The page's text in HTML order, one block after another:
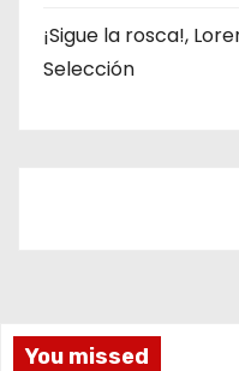
¡Sigue la rosca!,
Selección
You missed